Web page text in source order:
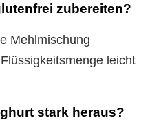
zubereiten?
Mehlmischung
leicht
stark heraus?